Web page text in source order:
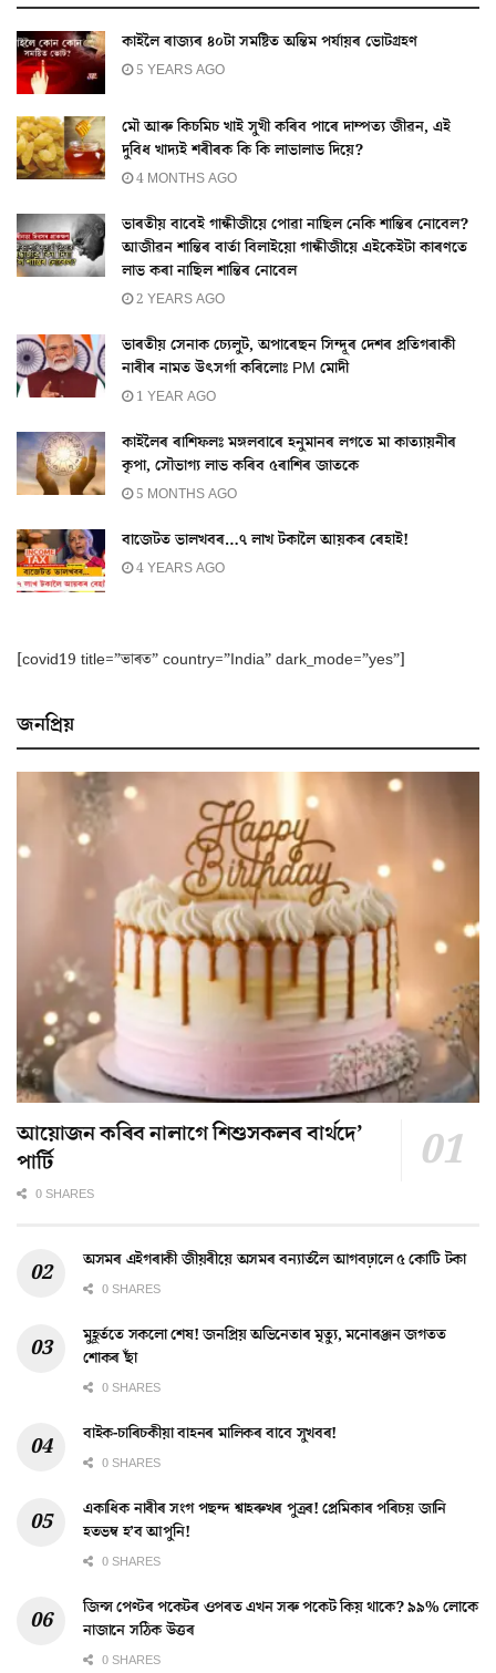
কাইলৈ ৰাজ্যৰ ৪০টা সমষ্টিত অন্তিম পৰ্যায়ৰ ভোটগ্ৰহণ
5 YEARS AGO
মৌ আৰু কিচমিচ খাই সুখী কৰিব পাৰে দাম্পত্য জীৱন, এই
দুবিধ খাদ্যই শৰীৰক কি কি লাভালাভ দিয়ে?
4 MONTHS AGO
ভাৰতীয় বাবেই গান্ধীজীয়ে পোৱা নাছিল নেকি শান্তিৰ নোবেল?
আজীৱন শান্তিৰ বাৰ্তা বিলাইয়ো গান্ধীজীয়ে এইকেইটা কাৰণতে
লাভ কৰা নাছিল শান্তিৰ নোবেল
2 YEARS AGO
ভাৰতীয় সেনাক চ্যেলুট, অপাৰেছন সিন্দূৰ দেশৰ প্ৰতিগৰাকী
নাৰীৰ নামত উৎসৰ্গা কৰিলোঃ PM মোদী
1 YEAR AGO
কাইলৈৰ ৰাশিফলঃ মঙ্গলবাৰে হনুমানৰ লগতে মা কাত্যায়নীৰ
কৃপা, সৌভাগ্য লাভ কৰিব ৫ৰাশিৰ জাতকে
5 MONTHS AGO
বাজেটত ভালখবৰ…৭ লাখ টকালৈ আয়কৰ ৰেহাই!
4 YEARS AGO
[covid19 title=”ভাৰত” country=”India” dark_mode=”yes”]
জনপ্ৰিয়
আয়োজন কৰিব নালাগে শিশুসকলৰ বাৰ্থদে’
পাৰ্টি
0 SHARES
অসমৰ এইগৰাকী জীয়ৰীয়ে অসমৰ বন্যাৰ্তলৈ আগবঢ়ালে ৫ কোটি টকা
0 SHARES
মুহূৰ্ততে সকলো শেষ! জনপ্ৰিয় অভিনেতাৰ মৃত্যু, মনোৰঞ্জন জগতত
শোকৰ ছাঁ
0 SHARES
বাইক-চাৰিচকীয়া বাহনৰ মালিকৰ বাবে সুখবৰ!
0 SHARES
একাধিক নাৰীৰ সংগ পছন্দ শ্বাহৰুখৰ পুত্ৰৰ! প্ৰেমিকাৰ পৰিচয় জানি
হতভম্ব হ’ব আপুনি!
0 SHARES
জিন্স পেণ্টৰ পকেটৰ ওপৰত এখন সৰু পকেট কিয় থাকে? ৯৯% লোকে
নাজানে সঠিক উত্তৰ
0 SHARES